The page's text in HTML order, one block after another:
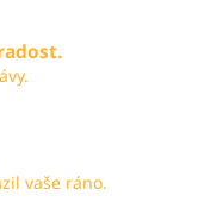
vaše ráno.